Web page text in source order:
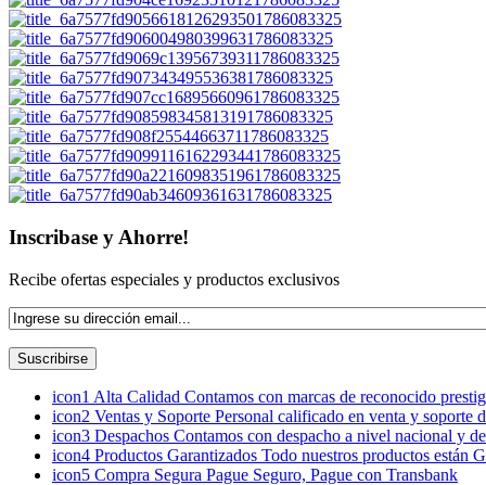
Inscribase y Ahorre!
Recibe ofertas especiales y productos exclusivos
icon1 Alta Calidad Contamos con marcas de reconocido
icon2 Ventas y Soporte Personal calificado en venta y soporte
icon3 Despachos Contamos con despacho a nivel nacional y
icon4 Productos Garantizados Todo nuestros productos están
icon5 Compra Segura Pague Seguro, Pague con Transbank